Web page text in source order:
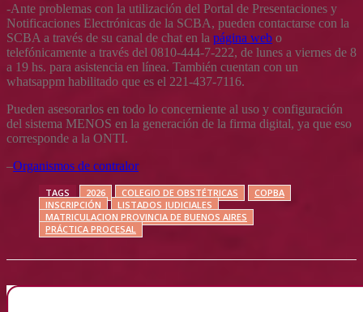
-Ante problemas con la utilización del Portal de Presentaciones y
Notificaciones Electrónicas de la SCBA, pueden contactarse con la
SCBA a través de su canal de chat en la página web o
telefónicamente a través del 0810-444-7-222, de lunes a viernes de 8
a 19 hs. para asistencia en línea. También cuentan con un
whatsappm habilitado que es el 221-437-7116.
Pueden asesorarlos en todo lo concerniente al uso y configuración
del sistema MENOS en la generación de la firma digital, ya que eso
corresponde a la ONTI.
–Organismos de contralor
TAGS 2026 COLEGIO DE OBSTÉTRICAS
COPBA
INSCRIPCIÓN
LISTADOS JUDICIALES
MATRICULACION PROVINCIA DE BUENOS AIRES
PRÁCTICA PROCESAL